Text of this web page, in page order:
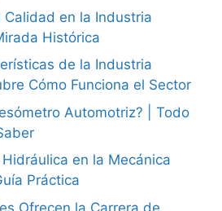
Calidad en la Industria
Histórica
de la Industria
Cómo Funciona el Sector
Automotriz? | Todo
en la Mecánica
Práctica
Ofrecen la Carrera de